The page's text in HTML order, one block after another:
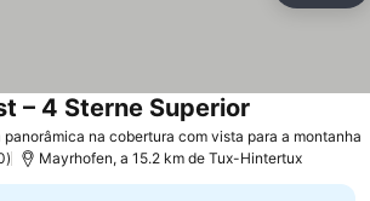
panorâmica na cobertura com vista para a montanha
– 4 Sterne Superior
Mayrhofen, a 15.2 km de Tux-Hintertux